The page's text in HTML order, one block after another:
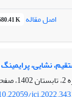
اصل مقاله K
نشایی،